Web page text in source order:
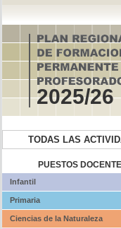
2025/26
TODAS LAS
PUESTOS
Infantil
Primaria
Ciencias de la Naturaleza